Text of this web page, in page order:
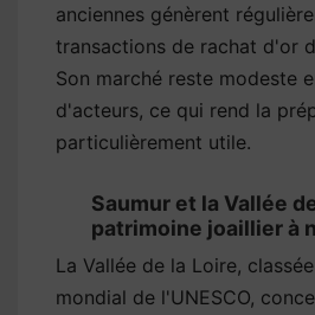
anciennes génèrent
transactions de rachat d'or
Son marché reste modeste
d'acteurs, ce qui rend la
particulièrement utile.
Saumur et la Vallée
patrimoine joaillier à
La Vallée de la Loire,
mondial de l'UNESCO,